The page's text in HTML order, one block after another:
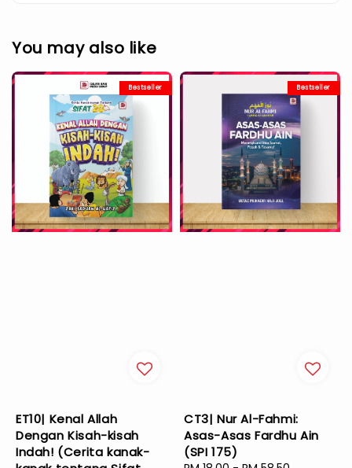
You may also like
Bestseller
ET10| Kenal Allah
Dengan Kisah-kisah
Indah! (Cerita kanak-
Bestseller
CT3| Nur Al-Fahmi:
Asas-Asas Fardhu Ain
(SPI 175)